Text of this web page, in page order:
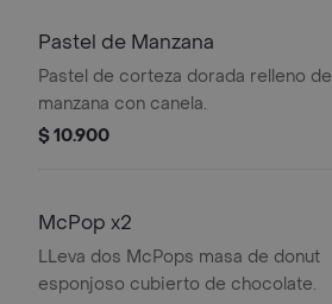
Pastel de Manzana
Pastel de corteza dorada relleno de
manzana con canela.
$ 10.900
McPop x2
LLeva dos McPops masa de donut
esponjoso cubierto de chocolate.